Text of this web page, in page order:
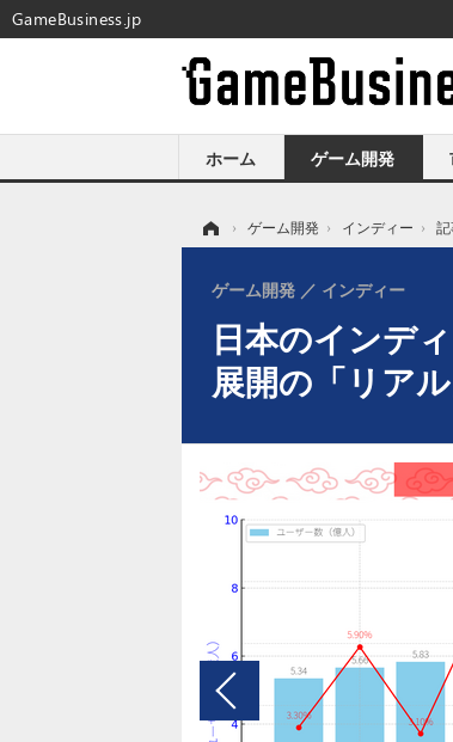
ホーム ゲーム開発
› ゲーム開発 › インディー › 記
日本のインデ
展開の「リア
ゲーム開発 インディー
GameBusiness.jp